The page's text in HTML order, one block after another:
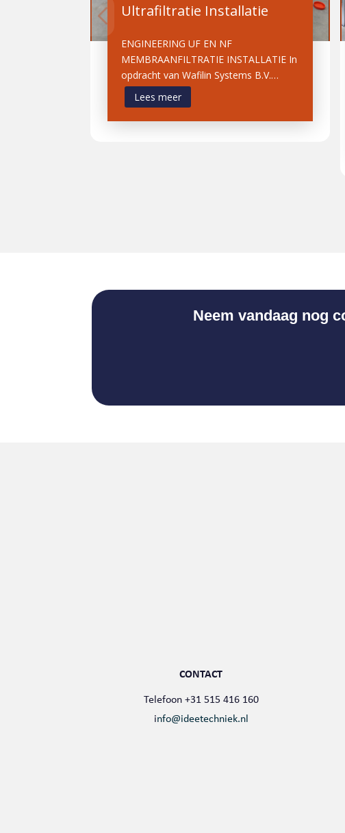
Ultrafiltratie Installatie
ENGINEERING UF EN NF
MEMBRAANFILTRATIE INSTALLATIE In
opdracht van Wafilin Systems B.V.…
Lees meer
Neem vandaag nog
CONTACT
Telefoon +31 515 416 160
info@ideetechniek.nl